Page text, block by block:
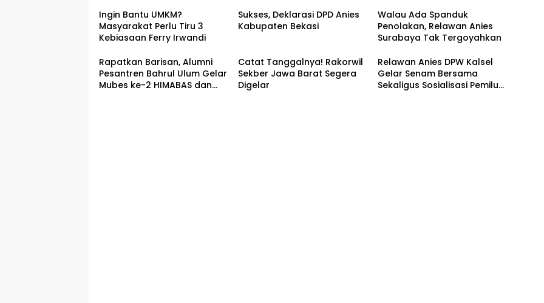
Ingin Bantu UMKM?
Masyarakat Perlu Tiru 3
Kebiasaan Ferry Irwandi
Sukses, Deklarasi DPD Anies
Kabupaten Bekasi
Walau Ada Spanduk
Penolakan, Relawan Anies
Surabaya Tak Tergoyahkan
Rapatkan Barisan, Alumni
Pesantren Bahrul Ulum Gelar
Mubes ke-2 HIMABAS dan
Catat Tanggalnya! Rakorwil
Sekber Jawa Barat Segera
Digelar
Relawan Anies DPW Kalsel
Gelar Senam Bersama
Sekaligus Sosialisasi Pemilu